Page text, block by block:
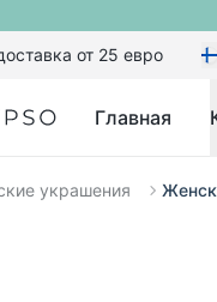
от 25 евро
Главная
украшения